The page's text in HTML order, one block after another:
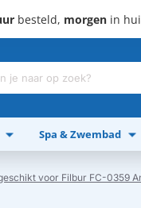
besteld, morgen in
Spa & Zwembad
voor Filbur FC-0359